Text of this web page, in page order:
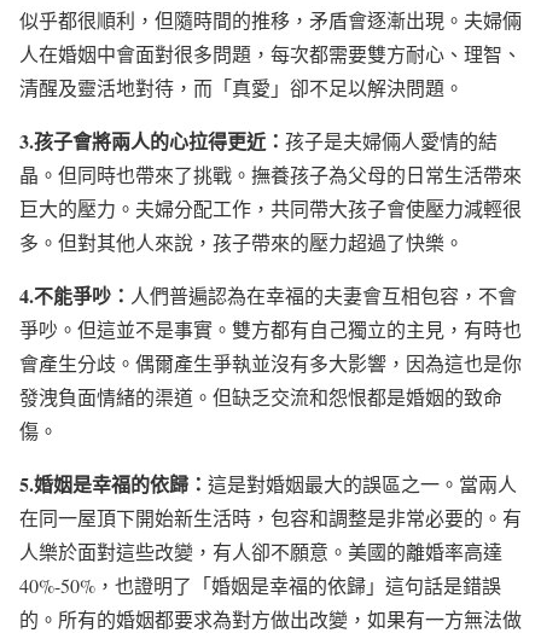
似乎都很順利，但隨時間的推移，矛盾會逐漸出現。夫婦倆
人在婚姻中會面對很多問題，每次都需要雙方耐心、理智、
清醒及靈活地對待，而「真愛」卻不足以解決問題。
3.孩子會將兩人的心拉得更近： 孩子是夫婦倆人愛情的結
晶。但同時也帶來了挑戰。撫養孩子為父母的日常生活帶來
巨大的壓力。夫婦分配工作，共同帶大孩子會使壓力減輕很
多。但對其他人來說，孩子帶來的壓力超過了快樂。
4.不能爭吵： 人們普遍認為在幸福的夫妻會互相包容，不會
爭吵。但這並不是事實。雙方都有自己獨立的主見，有時也
會產生分歧。偶爾產生爭執並沒有多大影響，因為這也是你
發洩負面情緒的渠道。但缺乏交流和怨恨都是婚姻的致命
傷。
5.婚姻是幸福的依歸： 這是對婚姻最大的誤區之一。當兩人
在同一屋頂下開始新生活時，包容和調整是非常必要的。有
人樂於面對這些改變，有人卻不願意。美國的離婚率高達
40%-50%，也證明了「婚姻是幸福的依歸」這句話是錯誤
的。所有的婚姻都要求為對方做出改變，如果有一方無法做